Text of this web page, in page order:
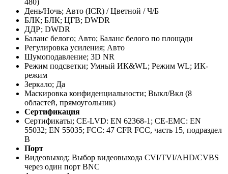
День/Ночь; Авто (ICR) / Цветной / Ч/Б
БЛК; БЛК; ЦГВ; DWDR
ДДР; DWDR
Баланс белого; Авто; Баланс белого по площади
Регулировка усиления; Авто
Шумоподавление; 3D NR
Режим подсветки; Умный ИК&WL; Режим WL; ИК-
режим
Зеркало; Да
Маскировка конфиденциальности; Выкл/Вкл (8
областей, прямоугольник)
Сертификация
Сертификаты; CE-LVD: EN 62368-1; CE-EMC: EN
55032; EN 55035; FCC: 47 CFR FCC, часть 15, подраздел
B
Порт
Видеовыход; Выбор видеовыхода CVI/TVI/AHD/CVBS
через один порт BNC